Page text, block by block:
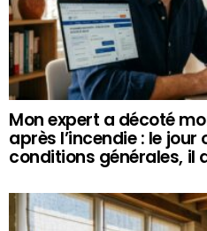
Mon expert a décoté
après l’incendie : le jour
conditions générales, il